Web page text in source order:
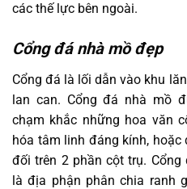
các thế lực bên ngoài.
Cổng đá nhà mồ đẹp
Cổng đá là lối dẫn vào khu
lan can. Cổng đá nhà mồ
chạm khắc những hoa văn
hóa tâm linh đáng kính,
đối trên 2 phần cột trụ.
là địa phận phân chia ranh